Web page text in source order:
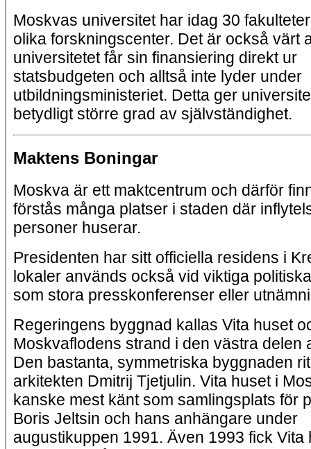
Moskvas universitet har idag 30
olika forskningscenter. Det är också värt
universitetet får sin finansiering direkt ur
statsbudgeten och alltså inte lyder under
utbildningsministeriet. Detta ger
betydligt större grad av självständighet.
Maktens Boningar
Moskva är ett maktcentrum och därför
förstås många platser i staden där
personer huserar.
Presidenten har sitt officiella residens i
lokaler används också vid viktiga
som stora presskonferenser eller
Regeringens byggnad kallas Vita huset
Moskvaflodens strand i den västra delen
Den bastanta, symmetriska byggnaden
arkitekten Dmitrij Tjetjulin. Vita huset i
kanske mest känt som samlingsplats för
Boris Jeltsin och hans anhängare under
augustikuppen 1991. Även 1993 fick Vita